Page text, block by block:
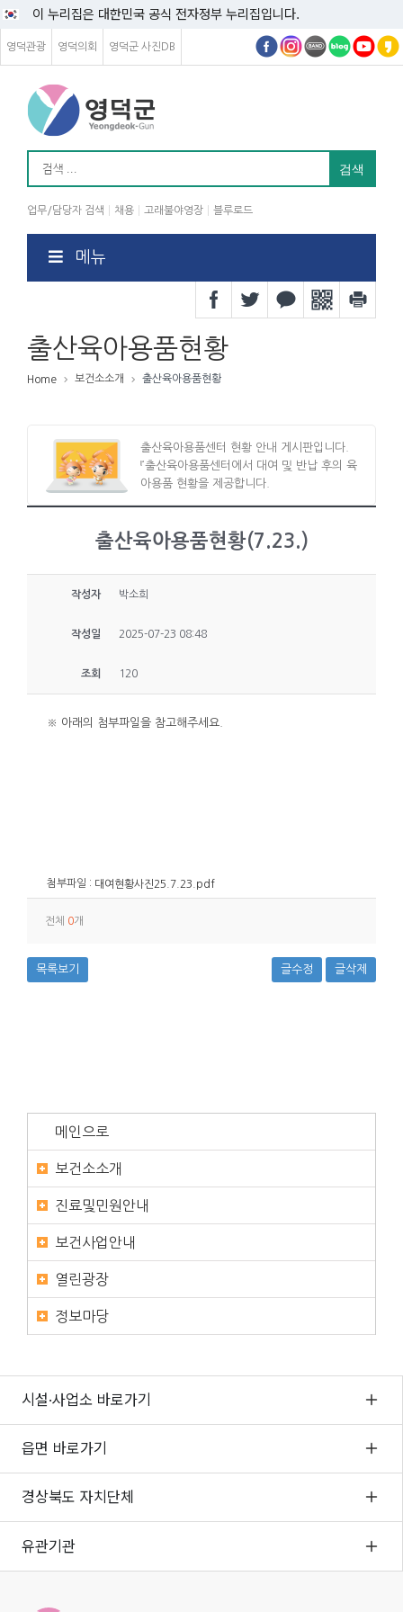
이 누리집은 대한민국 공식 전자정부 누리집입니다.
영덕관광 영덕의회 영덕군 사진DB
업무/담당자 검색 채용 고래불야영장 블루로드
메뉴
출산육아용품현황
Home 보건소소개 출산육아용품현황
출산육아용품센터 현황 안내 게시판입니다.
『출산육아용품센터에서 대여 및 반납 후의 육
아용품 현황을 제공합니다.
출산육아용품현황(7.23.)
작성자 박소희
작성일 2025-07-23 08:48
조회 120
※ 아래의 첨부파일을 참고해주세요.
첨부파일 : 대여현황사진25.7.23.pdf
전체 0개
목록보기 글수정 글삭제
메인으로
보건소소개
진료및민원안내
보건사업안내
열린광장
정보마당
시설·사업소 바로가기
읍면 바로가기
경상북도 자치단체
유관기관